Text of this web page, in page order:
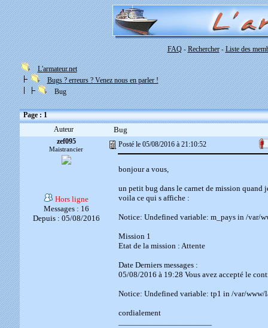
FAQ-Rechercher-Liste des
L'armateur.net
Bugs ? erreurs ? Venez nous en parler !
Bug
Page : 1
Auteur
Bug
zef095
Maistrancier
Posté le 05/08/2016 à 21:10:52
Hors ligne
Messages : 16
Depuis : 05/08/2016
bonjour a vous,
un petit bug dans le carnet de mission quand
voila ce qui s affiche :
Notice: Undefined variable: m_pays in /var/
Mission 1
Etat de la mission : Attente
Date Derniers messages :
05/08/2016 à 19:28 Vous avez accepté le
Notice: Undefined variable: tp1 in /var/www/
cordialement